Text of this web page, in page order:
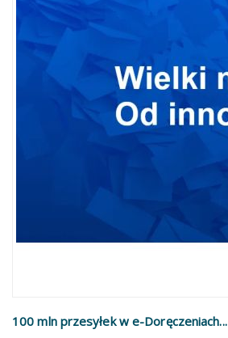
100 mln przesyłek w e-Doręczeniach...